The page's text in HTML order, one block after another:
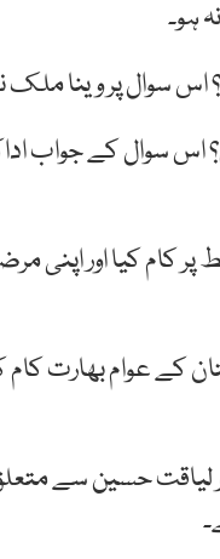
ہو۔
سوال پر وینا ملک
سوال کے جواب
پر کام کیا اور
کے عوام بھارت
لیاقت حسین سے